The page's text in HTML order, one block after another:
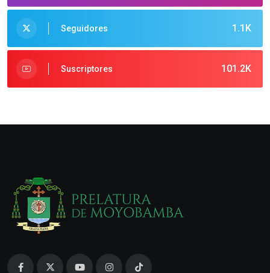
1.1K
Seguidores
101.2K
Suscriptores